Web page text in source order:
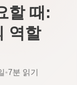
할 때:
역할
•7분 읽기